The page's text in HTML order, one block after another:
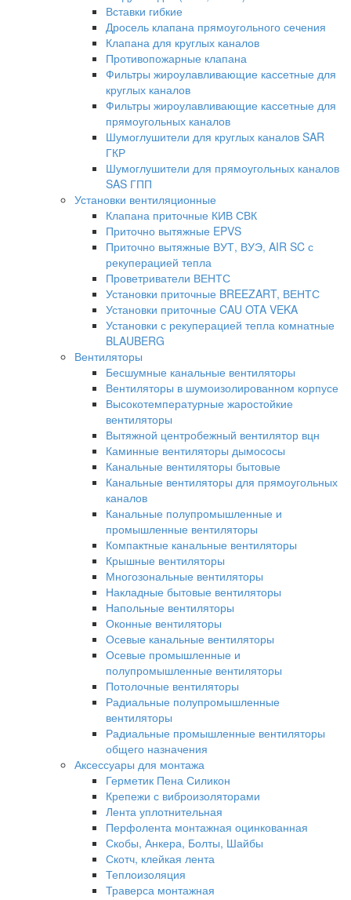
Вставки гибкие
Дросель клапана прямоугольного сечения
Клапана для круглых каналов
Противопожарные клапана
Фильтры жироулавливающие кассетные для
круглых каналов
Фильтры жироулавливающие кассетные для
прямоугольных каналов
Шумоглушители для круглых каналов SAR
ГКР
Шумоглушители для прямоугольных каналов
SAS ГПП
Установки вентиляционные
Клапана приточные КИВ СВК
Приточно вытяжные EPVS
Приточно вытяжные ВУТ, ВУЭ, AIR SC с
рекуперацией тепла
Проветриватели ВЕНТС
Установки приточные BREEZART, ВЕНТС
Установки приточные CAU OTA VEKA
Установки с рекуперацией тепла комнатные
BLAUBERG
Вентиляторы
Бесшумные канальные вентиляторы
Вентиляторы в шумоизолированном корпусе
Высокотемпературные жаростойкие
вентиляторы
Вытяжной центробежный вентилятор вцн
Каминные вентиляторы дымососы
Канальные вентиляторы бытовые
Канальные вентиляторы для прямоугольных
каналов
Канальные полупромышленные и
промышленные вентиляторы
Компактные канальные вентиляторы
Крышные вентиляторы
Многозональные вентиляторы
Накладные бытовые вентиляторы
Напольные вентиляторы
Оконные вентиляторы
Осевые канальные вентиляторы
Осевые промышленные и
полупромышленные вентиляторы
Потолочные вентиляторы
Радиальные полупромышленные
вентиляторы
Радиальные промышленные вентиляторы
общего назначения
Аксессуары для монтажа
Герметик Пена Силикон
Крепежи с виброизоляторами
Лента уплотнительная
Перфолента монтажная оцинкованная
Скобы, Анкера, Болты, Шайбы
Скотч, клейкая лента
Теплоизоляция
Траверса монтажная